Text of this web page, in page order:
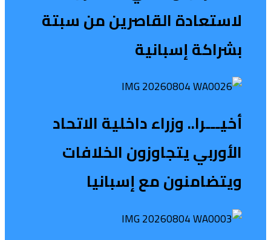
لاستعادة القاصرين من سبتة
بشراكة إسبانية
أخيـــرا.. وزراء داخلية الاتحاد
الأوربي يتجاوزون الخلافات
ويتضامنون مع إسبانيا